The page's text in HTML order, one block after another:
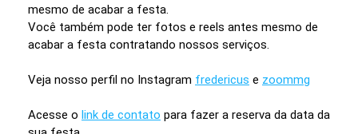
mesmo de acabar a festa.
Você também pode ter fotos e reels antes mesmo de
acabar a festa contratando nossos serviços.
Veja nosso perfil no Instagram fredericus e zoommg
Acesse o link de contato para fazer a reserva da data da